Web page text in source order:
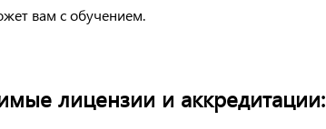
вам с обучением.
лицензии и аккредитации: